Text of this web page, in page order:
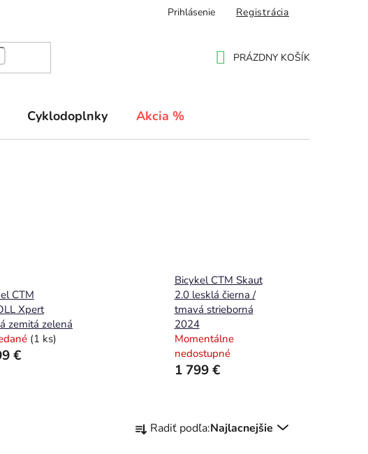
Prihlásenie Registrácia
PRÁZDNY KOŠÍK
Cyklodoplnky Akcia %
CTM
Xpert
zemitá zelená
(1 ks)
€
Bicykel CTM Skaut
2.0 lesklá čierna /
tmavá strieborná
2024
Momentálne
nedostupné
1 799 €
R
a Radiť podľa:Najlacnejšie